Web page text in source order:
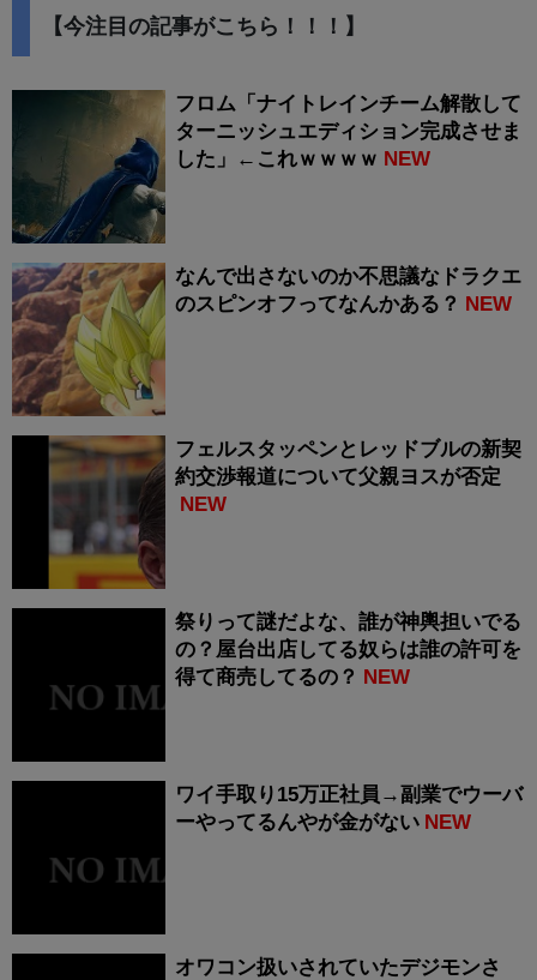
【今注目の記事がこちら！！！】
フロム「ナイトレインチーム解散して
ターニッシュエディション完成させま
した」←これｗｗｗｗ NEW
なんで出さないのか不思議なドラクエ
のスピンオフってなんかある？ NEW
フェルスタッペンとレッドブルの新契
約交渉報道について父親ヨスが否定
NEW
祭りって謎だよな、誰が神輿担いでる
の？屋台出店してる奴らは誰の許可を
得て商売してるの？ NEW
ワイ手取り15万正社員→副業でウーバ
ーやってるんやが金がない NEW
オワコン扱いされていたデジモンさ